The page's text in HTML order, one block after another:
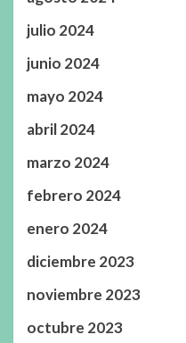
julio 2024
junio 2024
mayo 2024
abril 2024
marzo 2024
febrero 2024
enero 2024
diciembre 2023
noviembre 2023
octubre 2023